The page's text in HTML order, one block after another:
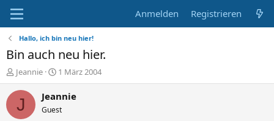
Anmelden Registrieren
Hallo, ich bin neu hier!
Bin auch neu hier.
E
r
s
Jeannie
E
r
s
e
1 März 2004
J Jeannie
Guest